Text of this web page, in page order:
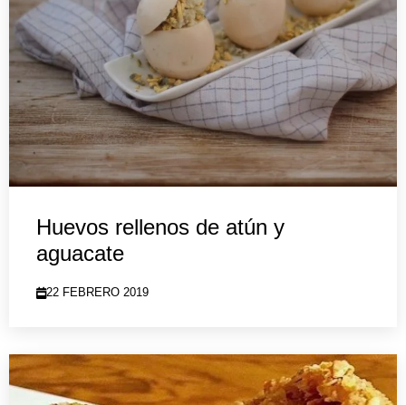
Huevos rellenos de atún y
aguacate
22 FEBRERO 2019